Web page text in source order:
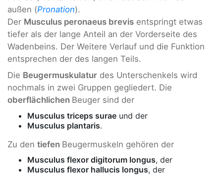
außen (Pronation).
Der Musculus peronaeus brevis entspringt etwas
tiefer als der lange Anteil an der Vorderseite des
Wadenbeins. Der Weitere Verlauf und die Funktion
entsprechen der des langen Teils.
Die Beugermuskulatur des Unterschenkels wird
nochmals in zwei Gruppen gegliedert. Die
oberflächlichen Beuger sind der
Musculus triceps surae und der
Musculus plantaris.
Zu den tiefen Beugermuskeln gehören der
Musculus flexor digitorum longus, der
Musculus flexor hallucis longus, der